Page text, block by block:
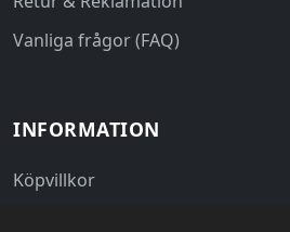
Vanliga frågor (FAQ)
INFORMATION
Köpvillkor